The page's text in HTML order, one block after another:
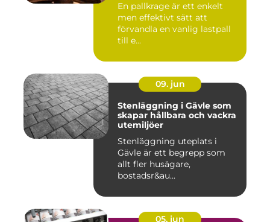
En pallkrage är ett enkelt
men effektivt sätt att
förvandla en vanlig lastpall
till e...
09. jun
Stenläggning i Gävle som
skapar hållbara och vackra
utemiljöer
Stenläggning uteplats i
Gävle är ett begrepp som
allt fler husägare,
bostadsr&au...
05. jun